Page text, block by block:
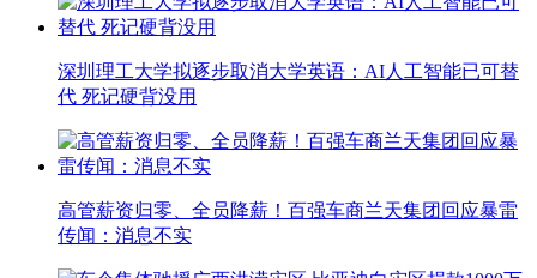
深圳理工大学拟逐步取消大学英语：AI人工智能已可替
代 死记硬背没用
高管薪资归零、全员降薪！百强车商兰天集团回应暴雷
传闻：消息不实